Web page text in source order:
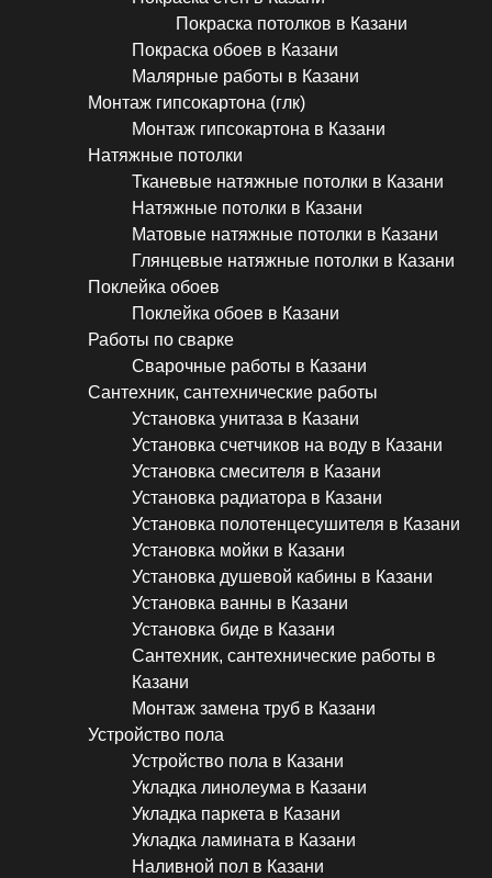
Покраска потолков в Казани
Покраска обоев в Казани
Малярные работы в Казани
Монтаж гипсокартона (глк)
Монтаж гипсокартона в Казани
Натяжные потолки
Тканевые натяжные потолки в Казани
Натяжные потолки в Казани
Матовые натяжные потолки в Казани
Глянцевые натяжные потолки в Казани
Поклейка обоев
Поклейка обоев в Казани
Работы по сварке
Сварочные работы в Казани
Сантехник, сантехнические работы
Установка унитаза в Казани
Установка счетчиков на воду в Казани
Установка смесителя в Казани
Установка радиатора в Казани
Установка полотенцесушителя в Казани
Установка мойки в Казани
Установка душевой кабины в Казани
Установка ванны в Казани
Установка биде в Казани
Сантехник, сантехнические работы в
Казани
Монтаж замена труб в Казани
Устройство пола
Устройство пола в Казани
Укладка линолеума в Казани
Укладка паркета в Казани
Укладка ламината в Казани
Наливной пол в Казани